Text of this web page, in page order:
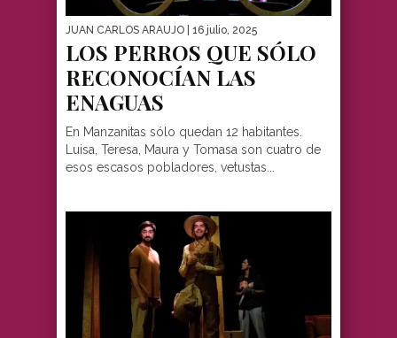
JUAN CARLOS ARAUJO | 16 julio, 2025
LOS PERROS QUE SÓLO
RECONOCÍAN LAS
ENAGUAS
En Manzanitas sólo quedan 12 habitantes.
Luisa, Teresa, Maura y Tomasa son cuatro de
esos escasos pobladores, vetustas...